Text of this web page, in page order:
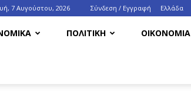
7 Αυγούστου, 2026 Σύνδεση / Εγγραφή Ελλάδα
ΠΟΛΙΤΙΚΗ ΟΙΚΟΝΟΜΙΑ